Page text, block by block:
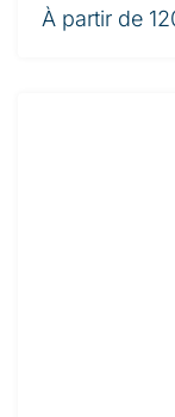
À partir de